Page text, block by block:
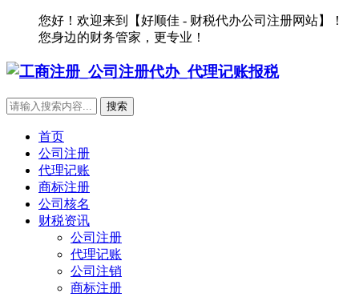
您好！欢迎来到【好顺佳 - 财税代办公司注册网站】！
您身边的财务管家，更专业！
首页
公司注册
代理记账
商标注册
公司核名
财税资讯
公司注册
代理记账
公司注销
商标注册